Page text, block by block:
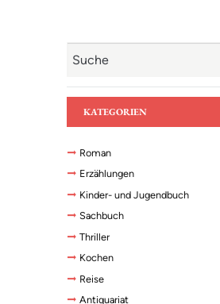
KATEGORIEN
Roman
Erzählungen
Kinder- und Jugendbuch
Sachbuch
Thriller
Kochen
Reise
Antiquariat